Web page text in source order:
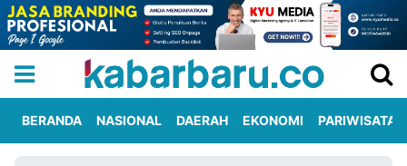
BERANDA NASIONAL DAERAH EKONOMI PARIWISATA